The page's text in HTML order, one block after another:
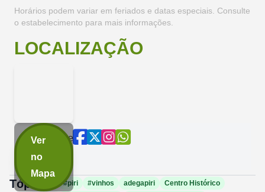
Horários podem variar em feriados e datas especiais. Consulte
o estabelecimento para mais informações.
LOCALIZAÇÃO
Ver
no
Mapa
Compartilhe
Tópicos: #piri #vinhos adegapiri Centro Histórico